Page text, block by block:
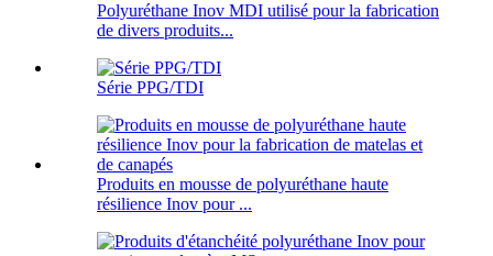
Polyuréthane Inov MDI utilisé pour la fabrication
de divers produits...
Série PPG/TDI
Produits en mousse de polyuréthane haute
résilience Inov pour ...